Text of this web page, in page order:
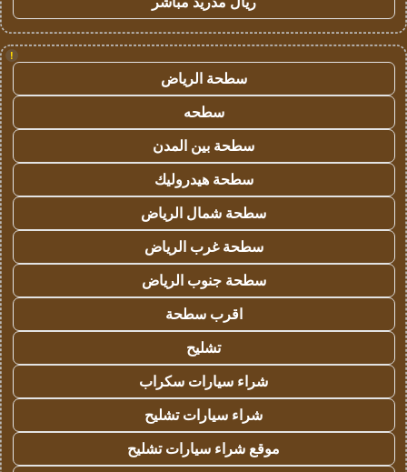
!
سطحة الرياض
سطحه
سطحة بين المدن
سطحة هيدروليك
سطحة شمال الرياض
سطحة غرب الرياض
سطحة جنوب الرياض
اقرب سطحة
تشليح
شراء سيارات سكراب
شراء سيارات تشليح
موقع شراء سيارات تشليح